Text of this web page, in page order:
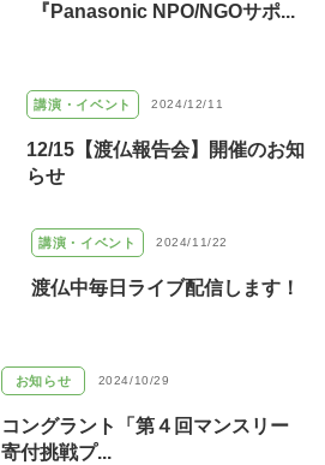
『Panasonic NPO/NGOサポ...
講演・イベント 2024/12/11
12/15【渡仏報告会】開催のお知
らせ
講演・イベント 2024/11/22
渡仏中毎日ライブ配信します！
お知らせ 2024/10/29
コングラント「第４回マンスリー
寄付挑戦プ...